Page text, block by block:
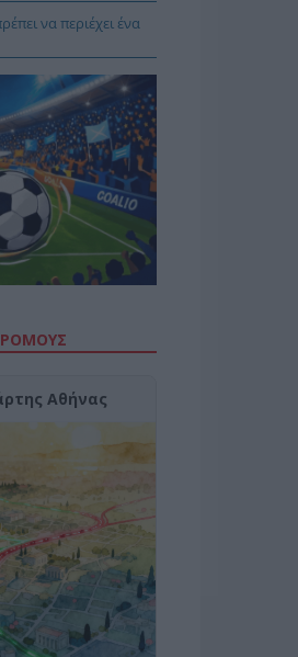
να περιέχει ένα
Αθήνας